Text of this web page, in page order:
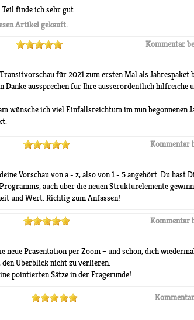
finde ich sehr gut
Artikel gekauft.
Kommentar
für 2021 zum ersten Mal als
Danke aussprechen für Ihre ausserordentlich
wünsche ich viel Einfallsreichtum im nun begonnenen
Kommentar
Vorschau von a - z, also von 1 - 5 angehört. Du hast
auch über die neuen Strukturelemente
und Wert. Richtig zum Anfassen!
Kommentar
neue Präsentation per Zoom – und schön, dich
Überblick nicht zu verlieren.
pointierten Sätze in der Fragerunde!